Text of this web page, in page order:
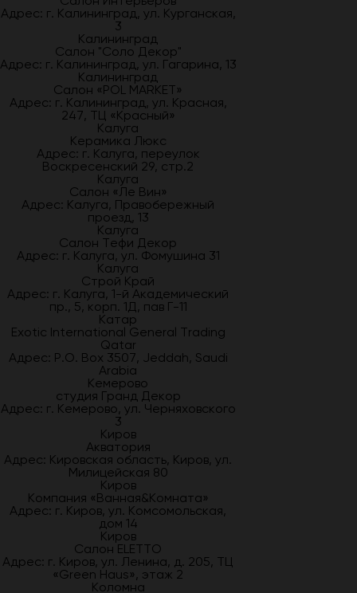
Адрес: г. Калининград, ул. Курганская,
3
Калининград
Салон "Соло Декор"
Адрес: г. Калининград, ул. Гагарина, 13
Калининград
Салон «POL MARKET»
Адрес: г. Калининград, ул. Красная,
247, ТЦ «Красный»
Калуга
Керамика Люкс
Адрес: г. Калуга, переулок
Воскресенский 29, стр.2
Калуга
Салон «Ле Вин»
Адрес: Калуга, Правобережный
проезд, 13
Калуга
Салон Тефи Декор
Адрес: г. Калуга, ул. Фомушина 31
Калуга
Строй Край
Адрес: г. Калуга, 1-й Академический
пр., 5, корп. 1Д, пав Г-11
Катар
Exotic International General Trading
Qatar
Адрес: P.O. Box 3507, Jeddah, Saudi
Arabia
Кемерово
студия Гранд Декор
Адрес: г. Кемерово, ул. Черняховского
3
Киров
Акватория
Адрес: Кировская область, Киров, ул.
Милицейская 80
Киров
Компания «Ванная&Комната»
Адрес: г. Киров, ул. Комсомольская,
дом 14
Киров
Салон ELETTO
Адрес: г. Киров, ул. Ленина, д. 205, ТЦ
«Green Haus», этаж 2
Коломна